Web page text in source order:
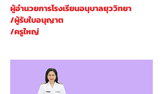
ผู้อำนวยการโรงเรียนอนุบาลยุววิทยา
/ผู้รับใบอนุญาต
/ครูใหญ่